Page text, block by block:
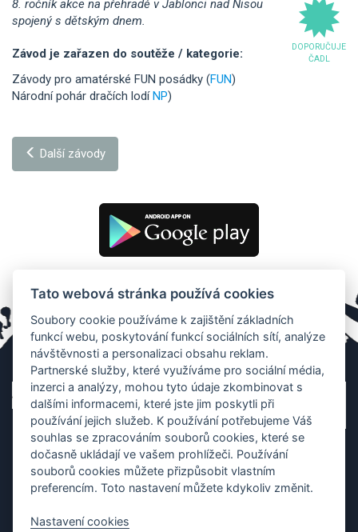
DOPORUČUJE
ČADL
8. ročník akce na přehradě v Jablonci nad Nisou
spojený s dětským dnem.
Závod je zařazen do soutěže / kategorie:
Závody pro amatérské FUN posádky (FUN)
Národní pohár dračích lodíNP)
Další závody
Tato webová stránka používá cookies
Soubory cookie používáme k zajištění základních
funkcí webu, poskytování funkcí sociálních sítí, analýze
návštěvnosti a personalizaci obsahu reklam.
Partnerské služby, které využíváme pro sociální média,
inzerci a analýzy, mohou tyto údaje zkombinovat s
dalšími informacemi, které jste jim poskytli při
používání jejich služeb. K používání potřebujeme Váš
souhlas se zpracováním souborů cookies, které se
dočasně ukládají ve vašem prohlížeči. Používání
souborů cookies můžete přizpůsobit vlastním
preferencím. Toto nastavení můžete kdykoliv změnit.
Nastavení cookies